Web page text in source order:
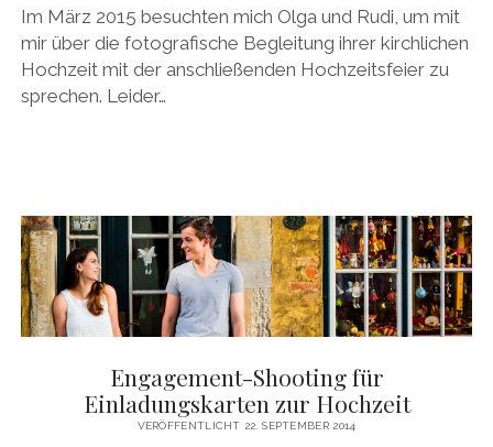
Im März 2015 besuchten mich Olga und Rudi, um mit
mir über die fotografische Begleitung ihrer kirchlichen
Hochzeit mit der anschließenden Hochzeitsfeier zu
sprechen. Leider…
Engagement-Shooting für
Einladungskarten zur Hochzeit
VERÖFFENTLICHT 22. SEPTEMBER 2014